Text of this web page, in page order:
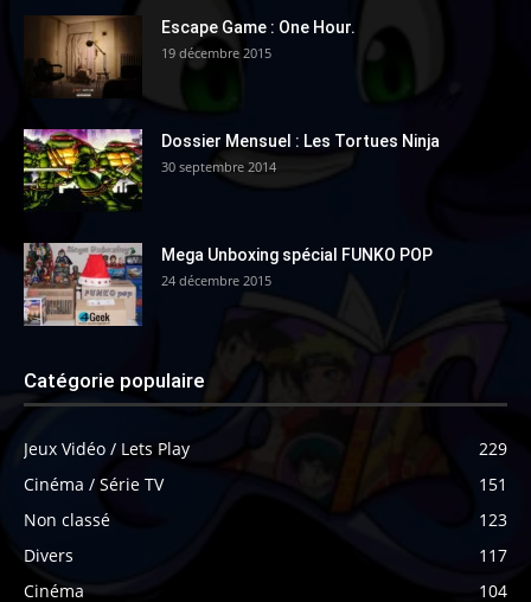
Escape Game : One Hour.
19 décembre 2015
Dossier Mensuel : Les Tortues Ninja
30 septembre 2014
Mega Unboxing spécial FUNKO POP
24 décembre 2015
Catégorie populaire
Jeux Vidéo / Lets Play
229
Cinéma / Série TV
151
Non classé
123
Divers
117
Cinéma
104